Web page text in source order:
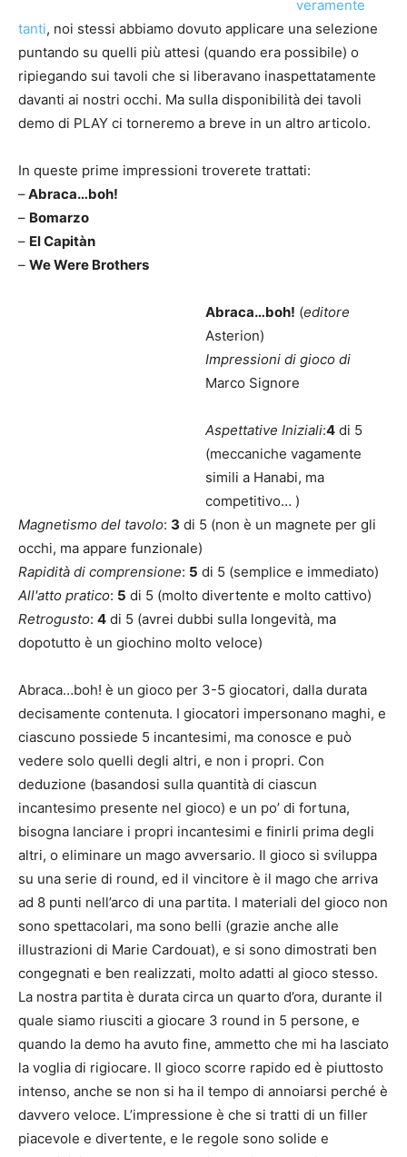
veramente
tanti, noi stessi abbiamo dovuto applicare una selezione
puntando su quelli più attesi (quando era possibile) o
ripiegando sui tavoli che si liberavano inaspettatamente
davanti ai nostri occhi. Ma sulla disponibilità dei tavoli
demo di PLAY ci torneremo a breve in un altro articolo.
In queste prime impressioni troverete trattati:
–Abraca…boh!
– Bomarzo
– El Capitàn
– We Were Brothers
Abraca…boh! (editore
Asterion)
Impressioni di gioco di
Marco Signore
Aspettative Iniziali:4 di 5
(meccaniche vagamente
simili a Hanabi, ma
competitivo… )
Magnetismo del tavolo: 3 di 5 (non è un magnete per gli
occhi, ma appare funzionale)
Rapidità di comprensione: 5 di 5 (semplice e immediato)
All'atto pratico: 5 di 5 (molto divertente e molto cattivo)
Retrogusto: 4 di 5 (avrei dubbi sulla longevità, ma
dopotutto è un giochino molto veloce)
Abraca…boh! è un gioco per 3-5 giocatori, dalla durata
decisamente contenuta. I giocatori impersonano maghi, e
ciascuno possiede 5 incantesimi, ma conosce e può
vedere solo quelli degli altri, e non i propri. Con
deduzione (basandosi sulla quantità di ciascun
incantesimo presente nel gioco) e un po’ di fortuna,
bisogna lanciare i propri incantesimi e finirli prima degli
altri, o eliminare un mago avversario. Il gioco si sviluppa
su una serie di round, ed il vincitore è il mago che arriva
ad 8 punti nell’arco di una partita. I materiali del gioco non
sono spettacolari, ma sono belli (grazie anche alle
illustrazioni di Marie Cardouat), e si sono dimostrati ben
congegnati e ben realizzati, molto adatti al gioco stesso.
La nostra partita è durata circa un quarto d’ora, durante il
quale siamo riusciti a giocare 3 round in 5 persone, e
quando la demo ha avuto fine, ammetto che mi ha lasciato
la voglia di rigiocare. Il gioco scorre rapido ed è piuttosto
intenso, anche se non si ha il tempo di annoiarsi perché è
davvero veloce. L’impressione è che si tratti di un filler
piacevole e divertente, e le regole sono solide e